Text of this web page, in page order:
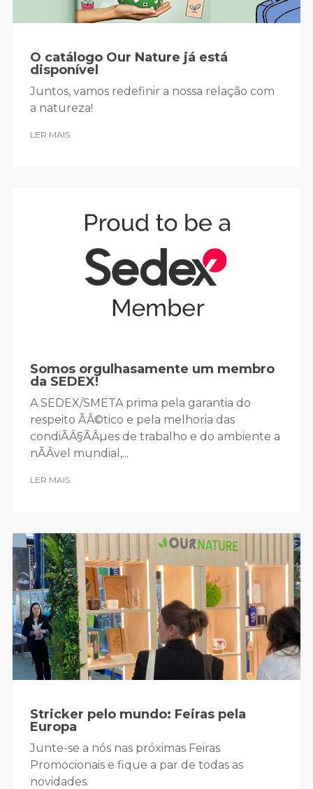
O catálogo Our Nature já está
disponível
Juntos, vamos redefinir a nossa relação com
a natureza!
LER MAIS
Somos orgulhasamente um membro
da SEDEX!
A SEDEX/SMETA prima pela garantia do
respeito ÃÂ©tico e pela melhoria das
condiÃÂ§ÃÂµes de trabalho e do ambiente a
nÃÂ­vel mundial,...
LER MAIS
Stricker pelo mundo: Feiras pela
Europa
Junte-se a nós nas próximas Feiras
Promocionais e fique a par de todas as
novidades.